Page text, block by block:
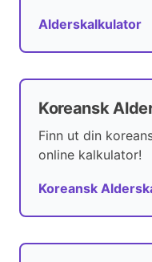
Alderskalkulator
Koreansk
Finn ut din
online kalkulator!
Koreansk